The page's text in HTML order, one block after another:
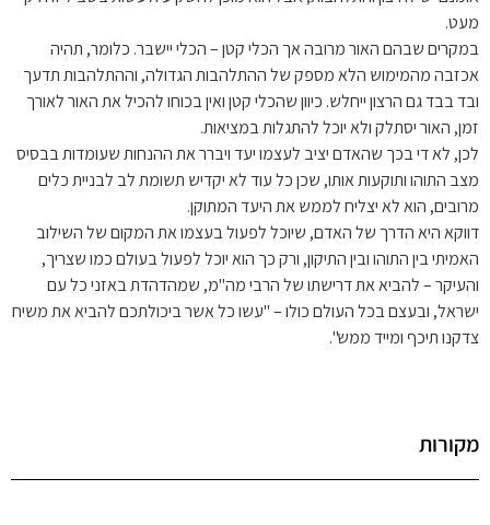
מעט.
במקרים שבהם האור מרובה אך הכלי קטן – הכלי יישבר. כלומר, תהיה
אכזבה מהמימוש הלא מספק של ההתלהבות הגדולה, וההתלהבות תדעך
ובד בבד גם הרצון ייחלש. כיוון שהכלי קטן ואין בכוחו להכיל את האור לאורך
זמן, האור יסתלק ולא יוכל להתגלות במציאות.
לכן, לא די בכך שהאדם יציב לעצמו יעד ויברר את ההנחות שעומדות בבסיס
מצב התוהו ותוקעות אותו, שכן כל עוד לא יקדיש תשומת לב לבניית כלים
מרובים, הוא לא יצליח לממש את היעד המתוקן.
דווקא היא הדרך של האדם, שיוכל לפעול בעצמו את המקום של השילוב
האמיתי בין התוהו ובין התיקון, ורק כך הוא יוכל לפעול בעולם כמו שצריך,
והעיקר – להביא את דרישתו של הרבי מה"מ, שמהדהדת באזני כל עם
ישראל, ובעצם בכל העולם כולו – "עשו כל אשר ביכולתכם להביא את משיח
צדקנו תיכף ומייד ממש".
מקורות